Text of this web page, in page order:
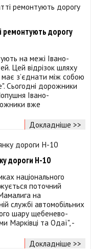
ремонтують дорогу
на межі Івано-
Цей відрізок шляху
з’єднати між собою
Сьогодні дорожники
Івано-
вже
Докладніше >>
дороги Н-10
національного
поточний
на
службі автомобільних
шару щебенево-
Марківці та Одаї", -
Докладніше >>